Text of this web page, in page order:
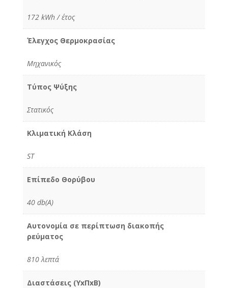
172 kWh / έτος
Έλεγχος Θερμοκρασίας
Μηχανικός
Τύπος Ψύξης
Στατικός
Κλιµατική Κλάση
ST
Επίπεδο Θορύβου
40 db(A)
Αυτονομία σε περίπτωση διακοπής
ρεύματος
810 λεπτά
Διαστάσεις (ΥxΠxΒ)